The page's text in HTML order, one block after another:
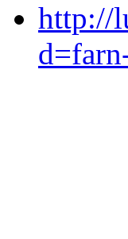
http://